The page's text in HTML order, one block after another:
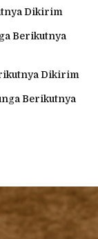
Dikirim
Berikutnya
Dikirim
Berikutnya